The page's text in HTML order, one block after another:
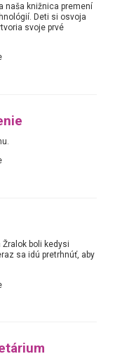
naša knižnica premení
Deti si osvoja
svoje prvé
Žralok boli kedysi
sa idú pretrhnúť, aby